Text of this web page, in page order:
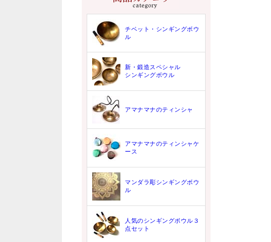
チベット・シンギングボウ
ル
新・鍛造スペシャル
シンギングボウル
アマナマナのティンシャ
アマナマナのティンシャケ
ース
マンダラ彫シンギングボウ
ル
人気のシンギングボウル３
点セット